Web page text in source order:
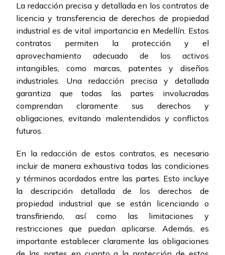
La redacción precisa y detallada en los contratos de
licencia y transferencia de derechos de propiedad
industrial es de vital importancia en Medellín. Estos
contratos permiten la protección y el
aprovechamiento adecuado de los activos
intangibles, como marcas, patentes y diseños
industriales. Una redacción precisa y detallada
garantiza que todas las partes involucradas
comprendan claramente sus derechos y
obligaciones, evitando malentendidos y conflictos
futuros.
En la redacción de estos contratos, es necesario
incluir de manera exhaustiva todas las condiciones
y términos acordados entre las partes. Esto incluye
la descripción detallada de los derechos de
propiedad industrial que se están licenciando o
transfiriendo, así como las limitaciones y
restricciones que puedan aplicarse. Además, es
importante establecer claramente las obligaciones